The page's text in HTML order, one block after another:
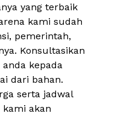
yang terbaik
kami sudah
pemerintah,
Konsultasikan
kepada
dari bahan.
serta jadwal
kami akan